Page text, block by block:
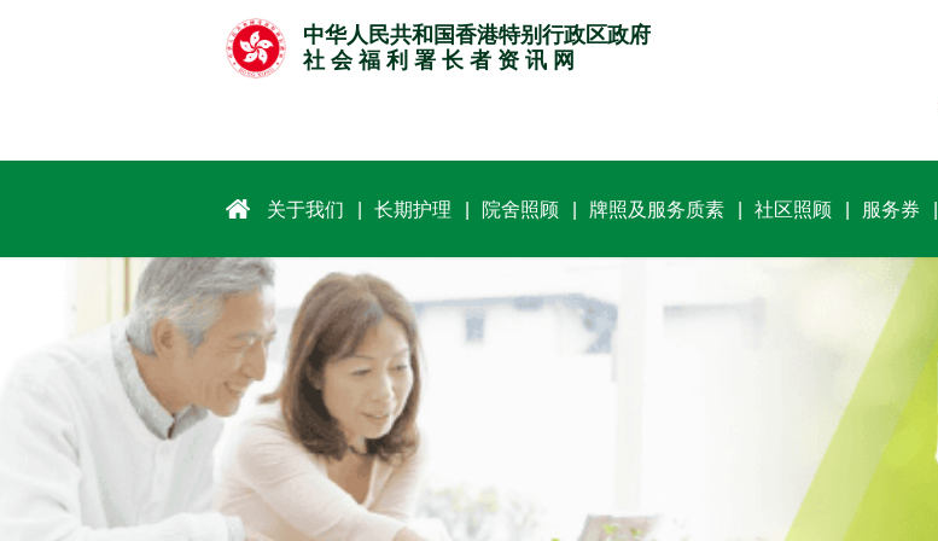
中华人民共和国香港特别行政区政府
社 会 福 利 署 长 者 资 讯 网
关于我们 长期护理 院舍照顾 牌照及服务质素 社区照顾 服务券